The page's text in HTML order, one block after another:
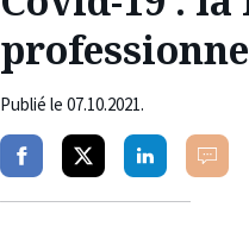
Publié le 07.10.2021.
PartagerPartagerPartager